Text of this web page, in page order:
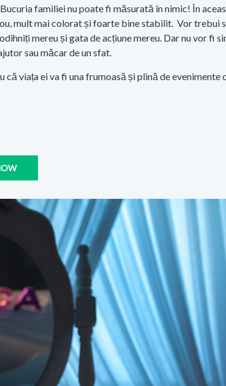
familiei nu poate fi măsurată în nimic! În
mult mai colorat și foarte bine stabilit. Vor trebui
mereu și gata de acțiune mereu. Dar nu vor fi
sau măcar de un sfat.
viața ei va fi una frumoasă și plină de evenimente